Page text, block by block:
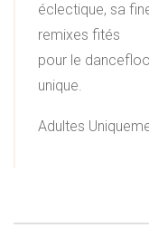
éclectique, sa
remixes fités
pour le
unique.
Adultes